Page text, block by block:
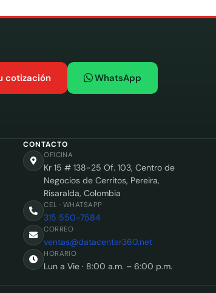
cotización WhatsApp
CONTACTO
OFICINA
Kr 15 # 138-25 Of. 103, Centro de
Negocios de Cerritos, Pereira,
Risaralda, Colombia
CEL · WHATSAPP
315 550-7584
CORREO
ventas@datacenter360.net
HORARIO
Lun a Vie · 8:00 a.m. – 6:00 p.m.